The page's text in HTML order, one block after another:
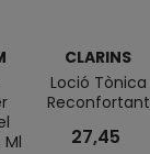
CLARINS
Loció Tònica
Reconfortant
27,45